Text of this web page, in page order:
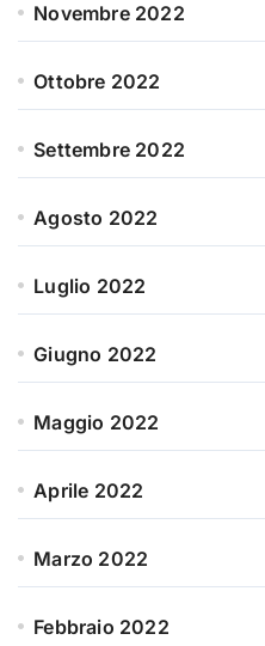
Novembre 2022
Ottobre 2022
Settembre 2022
Agosto 2022
Luglio 2022
Giugno 2022
Maggio 2022
Aprile 2022
Marzo 2022
Febbraio 2022